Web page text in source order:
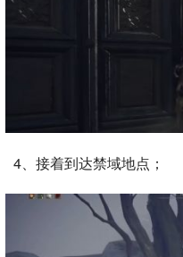
4、接着到达禁域地点；